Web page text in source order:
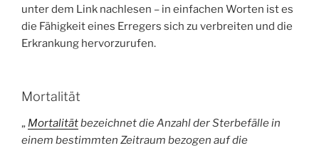
unter dem Link nachlesen – in einfachen Worten ist es
die Fähigkeit eines Erregers sich zu verbreiten und die
Erkrankung hervorzurufen.
Mortalität
„ Mortalitätbezeichnet die Anzahl der Sterbefälle in
einem bestimmten Zeitraum bezogen auf die